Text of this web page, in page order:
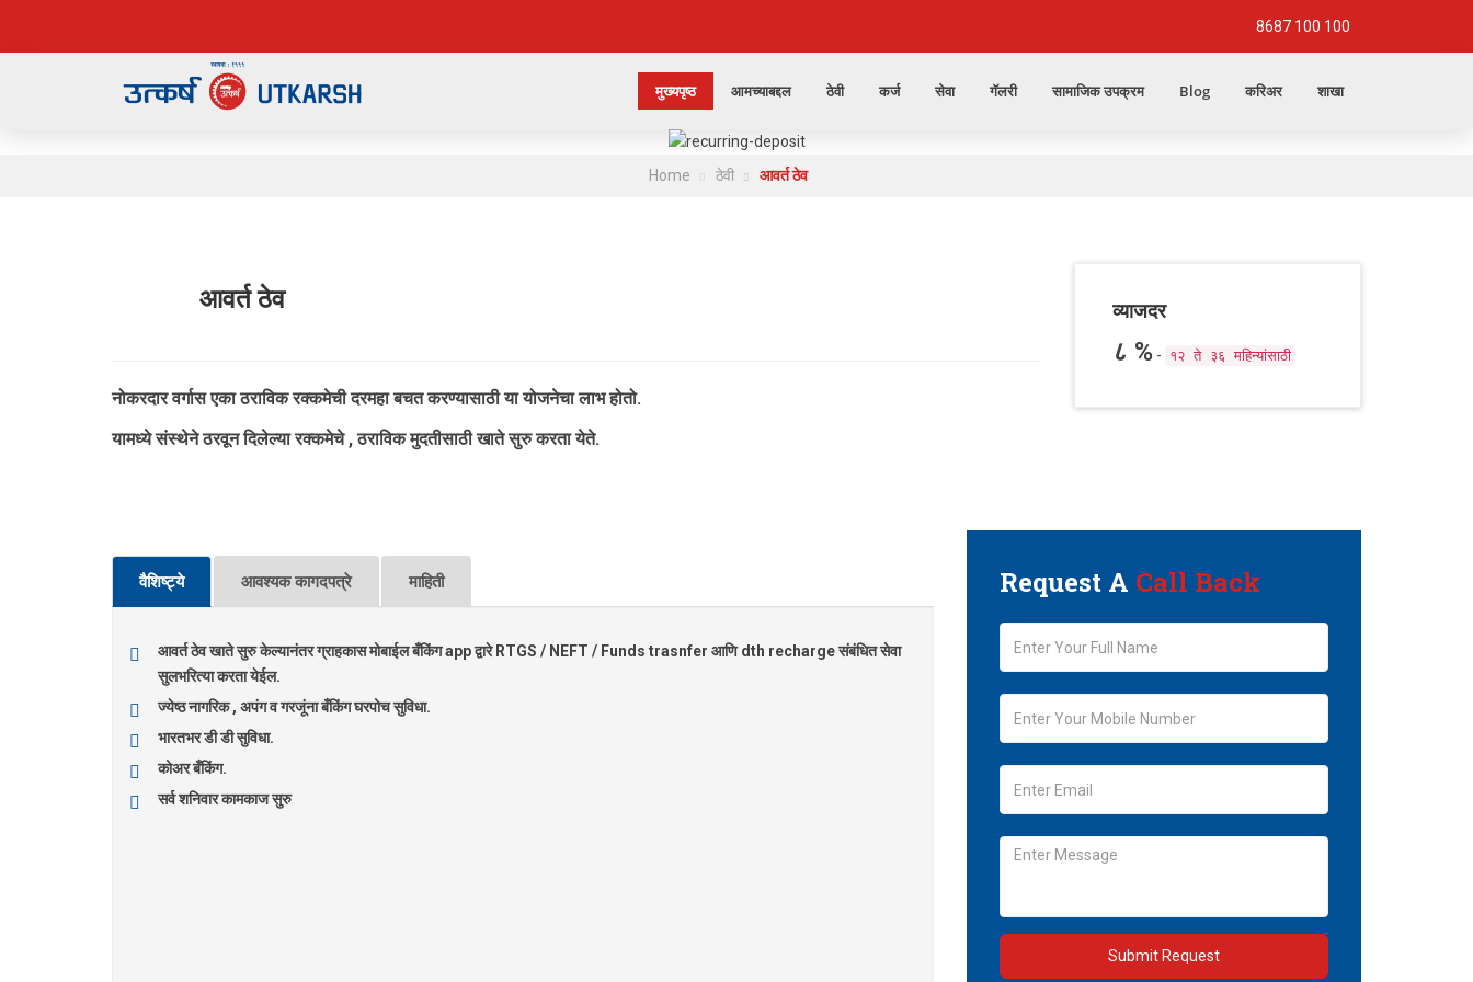
8687 100 100
मुख्यपृष्ठ आमच्याबद्दल ठेवी कर्ज सेवा गॅलरी सामाजिक उपक्रम Blog करिअर शाखा
Home ठेवी आवर्त ठेव
आवर्त ठेव
नोकरदार वर्गास एका ठराविक रक्कमेची दरमहा बचत करण्यासाठी या योजनेचा लाभ होतो.
यामध्ये संस्थेने ठरवून दिलेल्या रक्कमेचे , ठराविक मुदतीसाठी खाते सुरु करता येते.
व्याजदर
८ %- १२ ते ३६ महिन्यांसाठी
वैशिष्ट्ये आवश्यक कागदपत्रे माहिती
आवर्त ठेव खाते सुरु केल्यानंतर ग्राहकास मोबाईल बँकिंग app द्वारे RTGS / NEFT / Funds trasnfer आणि dth recharge संबंधित सेवा
सुलभरित्या करता येईल.
ज्येष्ठ नागरिक , अपंग व गरजूंना बँकिंग घरपोच सुविधा.
भारतभर डी डी सुविधा.
कोअर बँकिंग.
सर्व शनिवार कामकाज सुरु
Request A Call Back
Submit Request